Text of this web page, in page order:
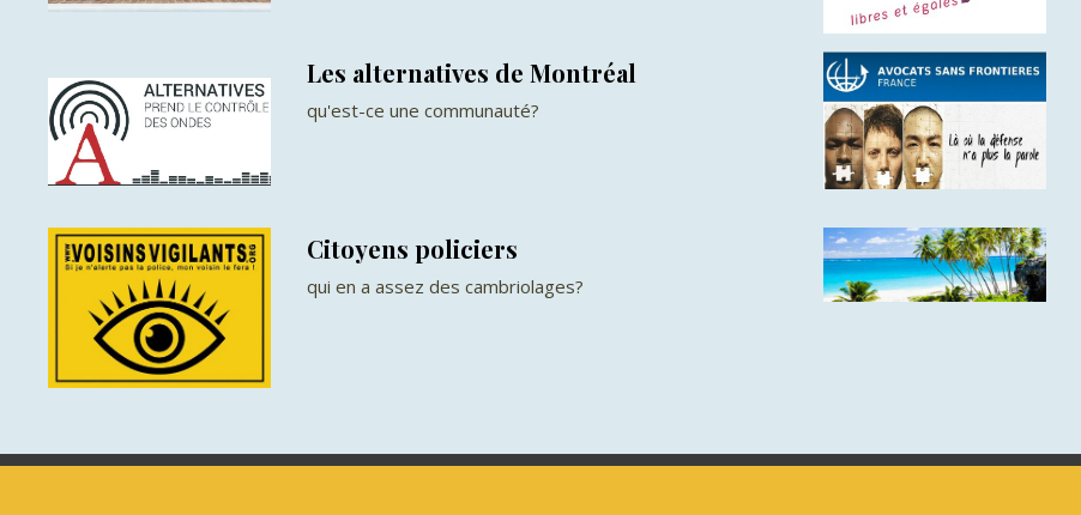
Les alternatives de Montréal
qu'est-ce une communauté?
Citoyens policiers
qui en a assez des cambriolages?